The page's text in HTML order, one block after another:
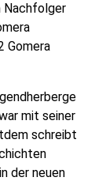
Nachfolger
Gomera
mit seiner
schreibt
der neuen